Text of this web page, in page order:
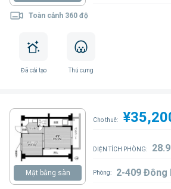
Toàn cảnh 360 độ
Đã cải tạo Thú cưng
Mặt bằng sàn
Cho thuê:
DIỆN TÍCH PHÒNG:
Phòng: 2-409 Đông